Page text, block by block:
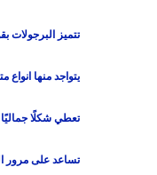
تتميز البرجولات
يتواجد منها
تعطي شكلًا جماليًا
تساعد على مرور